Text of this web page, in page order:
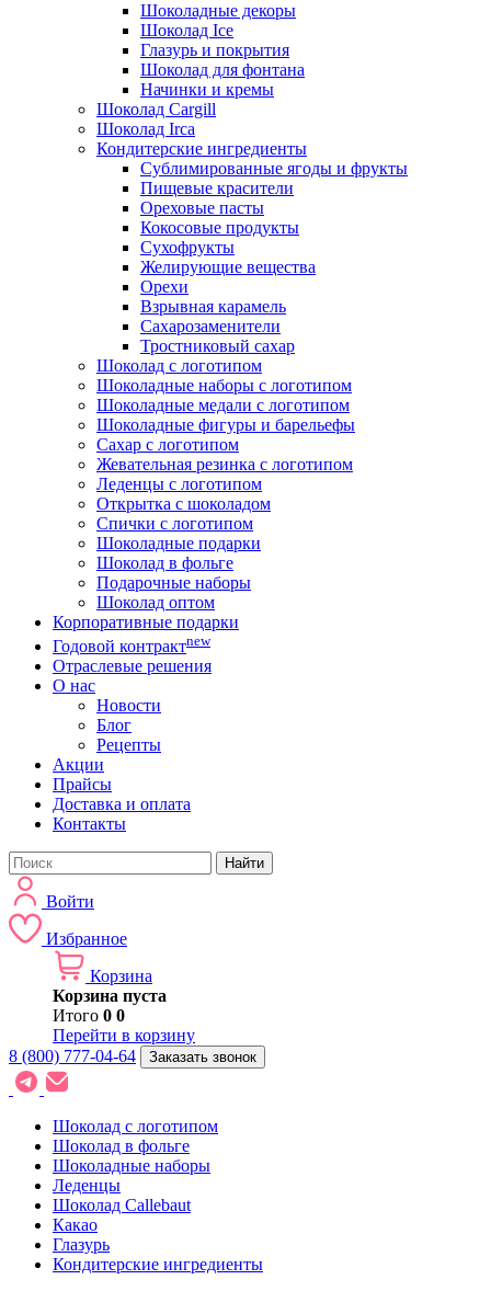
Шоколадные декоры
Шоколад Ice
Глазурь и покрытия
Шоколад для фонтана
Начинки и кремы
Шоколад Cargill
Шоколад Irca
Кондитерские ингредиенты
Сублимированные ягоды и фрукты
Пищевые красители
Ореховые пасты
Кокосовые продукты
Сухофрукты
Желирующие вещества
Орехи
Взрывная карамель
Сахарозаменители
Тростниковый сахар
Шоколад с логотипом
Шоколадные наборы с логотипом
Шоколадные медали с логотипом
Шоколадные фигуры и барельефы
Сахар с логотипом
Жевательная резинка с логотипом
Леденцы с логотипом
Открытка с шоколадом
Спички с логотипом
Шоколадные подарки
Шоколад в фольге
Подарочные наборы
Шоколад оптом
Корпоративные подарки
Годовой контрактnew
Отраслевые решения
О нас
Новости
Блог
Рецепты
Акции
Прайсы
Доставка и оплата
Контакты
Найти
Войти
Избранное
Корзина
Корзина пуста
Итого 0 0
Перейти в корзину
8 (800) 777-04-64
Заказать звонок
Шоколад с логотипом
Шоколад в фольге
Шоколадные наборы
Леденцы
Шоколад Callebaut
Какао
Глазурь
Кондитерские ингредиенты